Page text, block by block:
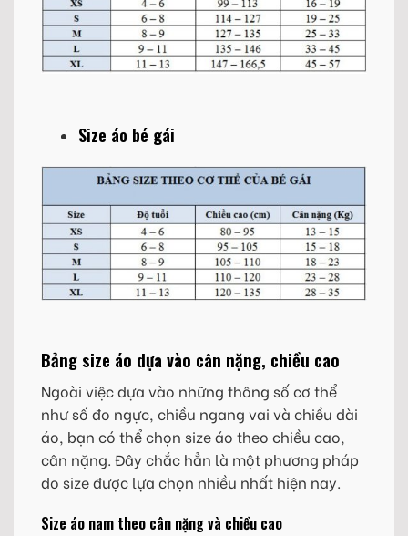
Size áo bé gái
Bảng size áo dựa vào cân nặng, chiều cao
Ngoài việc dựa vào những thông số cơ thể
như số đo ngực, chiều ngang vai và chiều dài
áo, bạn có thể chọn size áo theo chiều cao,
cân nặng. Đây chắc hẳn là một phương pháp
do size được lựa chọn nhiều nhất hiện nay.
Size áo nam theo cân nặng và chiều cao